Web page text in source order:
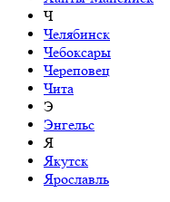
Ч
Челябинск
Чебоксары
Череповец
Чита
Э
Энгельс
Я
Якутск
Ярославль